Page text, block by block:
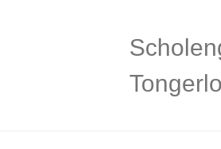
Tongerlo